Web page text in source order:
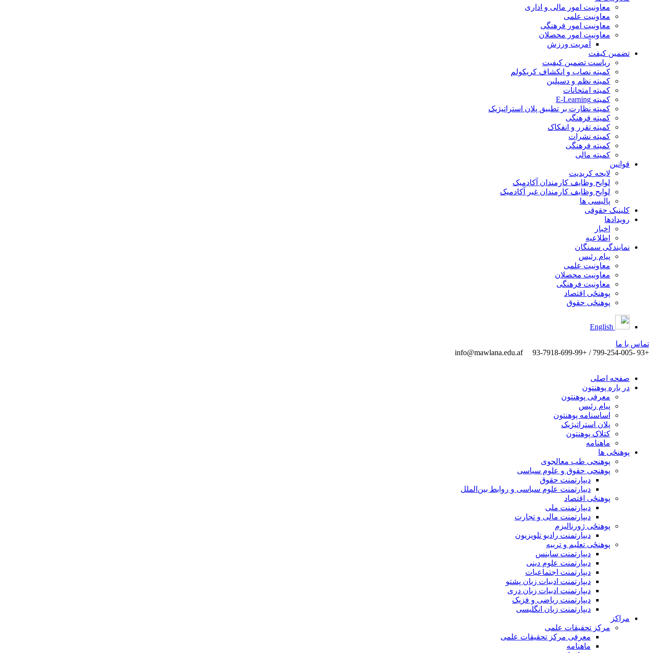
معاونیت امور مالی و اداری
معاونیت علمی
معاونیت امور فرهنگی
معاونیت امور محصلان
آمریت ورزش
تضمین کیفت
ریاست تضمین کیفیت
کمیته نصاب و انکشاف کریکولم
کمیته نظم و دسپلین
کمیته امتحانات
کمیته E-Learning
کمیته نظارت بر تطبیق پلان استراتیژیک
کمیته فرهنگی
کمیته تقرر و انفکاک
کمیته نشرات
کمیته فرهنگی
کمیته مالی
قوانین
لایحه کریدیت
لوایح وظایف کارمندان آکادمیک
لوایح وظایف کارمندان غیر آکادمیک
پالیسی ها
کلینیک حقوقی
رویدادها
اخبار
اطلاعیه
نمایندگی سمنگان
پیام رئیس
معاونیت علمی
معاونیت محصلان
معاونیت فرهنگی
پوهنځی اقتصاد
پوهنځی حقوق
تماس ‌با ‌ما
+93 -799-254-005 / +93-7918-699-99
info@mawlana.edu.af
صفحه اصلی
در باره پوهنتون
معرفی پوهنتون
پیام رئیس
اساسنامه پوهنتون
پلان استراتیژیک
کتلاک پوهنتون
ماهنامه
پوهنځی ها
پوهنحی طب معالجوی
پوهنحی حقوق و علوم سیاسی
دیپارتمنت حقوق
دیپارتمنت علوم سیاسی و روابط بین‌الملل
پوهنځی اقتصاد
دیپارتمنت ملی
دیپارتمنت مالی و تجارت
پوهنځی ژورنالیزم
دیپارتمنت رادیو تلویزیون
پوهنځی تعلیم و تربیه
دیپارتمنت ساینس
دیپارتمنت علوم دینی
دیپارتمنت اجتماعیات
دیپارتمنت ادبیات زبان پشتو
دیپارتمنت ادبیات زبان دری
دیپارتمنت ریاضی و فزیک
دیپارتمنت زبان انگلیسی
مراکز
مرکز تحقیقات علمی
معرفی مرکز تحقیقات علمی
ماهنامه